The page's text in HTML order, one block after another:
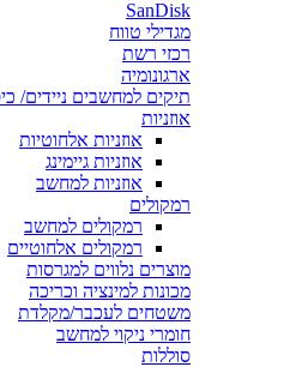
SanDisk
מגדילי טווח
רכזי רשת
ארגונומיה
תיקים למחשבים ניידים/
אוזניות
אוזניות אלחוטיות
אוזניות גיימינג
אוזניות למחשב
רמקולים
רמקולים למחשב
רמקולים אלחוטיים
מוצרים נלווים למגרסות
מכונות למינציה וכריכה
משטחים לעכבר/מקלדת
חומרי ניקוי למחשב
סוללות